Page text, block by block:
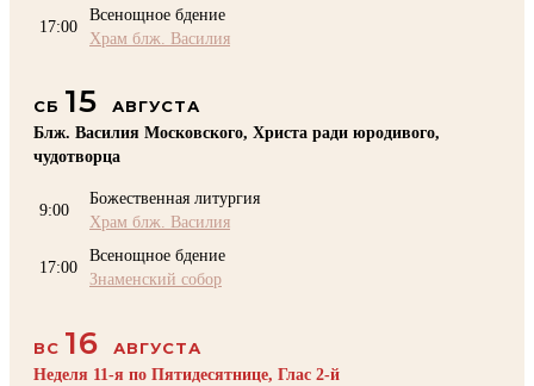
17:00
Всенощное бдение
Храм блж. Василия
СБ 15
АВГУСТА
Блж. Василия Московского, Христа ради юродивого,
чудотворца
9:00
Божественная литургия
Храм блж. Василия
17:00
Всенощное бдение
Знаменский собор
ВС 16
АВГУСТА
Неделя 11-я по Пятидесятнице, Глас 2-й